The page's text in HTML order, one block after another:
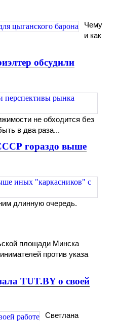
Чему
и как
обсудили
не обходится без
в два раза...
гораздо выше
длинную очередь.
площади Минска
против указа
TUT.BY о своей
Светлана